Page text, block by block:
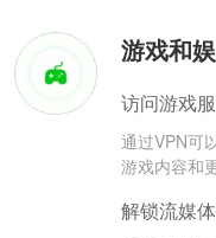
游戏和
访问游戏
通过VPN可
游戏内容和
解锁流媒